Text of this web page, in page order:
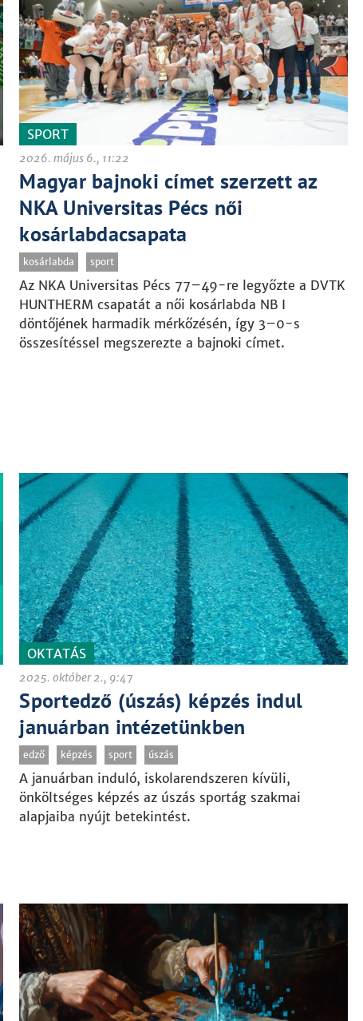
SPORT
2026. május 6., 11:22
Magyar bajnoki címet szerzett az
NKA Universitas Pécs női
kosárlabdacsapata
kosárlabda sport
Az NKA Universitas Pécs 77–49-re legyőzte a DVTK
HUNTHERM csapatát a női kosárlabda NB I
döntőjének harmadik mérkőzésén, így 3–0-s
összesítéssel megszerezte a bajnoki címet.
OKTATÁS
2025. október 2., 9:47
Sportedző (úszás) képzés indul
januárban intézetünkben
edző képzés sport úszás
A januárban induló, iskolarendszeren kívüli,
önköltséges képzés az úszás sportág szakmai
alapjaiba nyújt betekintést.